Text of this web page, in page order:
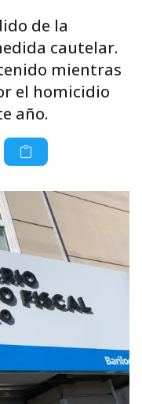
de la
cautelar.
mientras
el homicidio
año.